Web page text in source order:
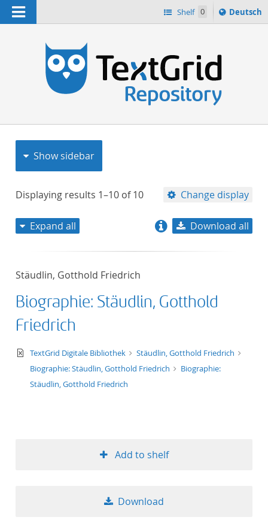
Navigation Shelf 0
Sprache
ï¿½ndern
Deutsch
Show sidebar
Displaying results 1–10 of10 Change display
title descending
format
Expand all Download all
Stäudlin, Gotthold Friedrich
Biographie: Stäudlin, Gotthold
Friedrich
text/xml
TextGrid Digitale Bibliothek
Stäudlin, Gotthold Friedrich
Biographie: Stäudlin, Gotthold Friedrich
Biographie:
Stäudlin, Gotthold Friedrich
Add to shelf
Download